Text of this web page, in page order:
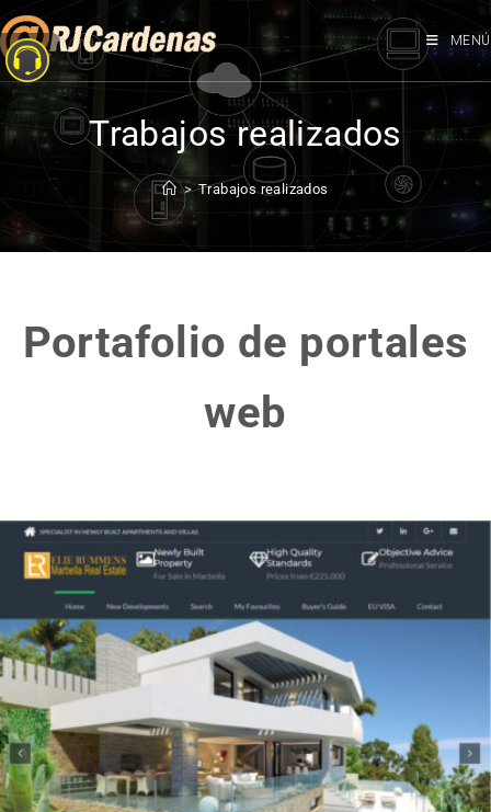
MENÚ
Trabajos realizados
> Trabajos realizados
Portafolio de portales
web